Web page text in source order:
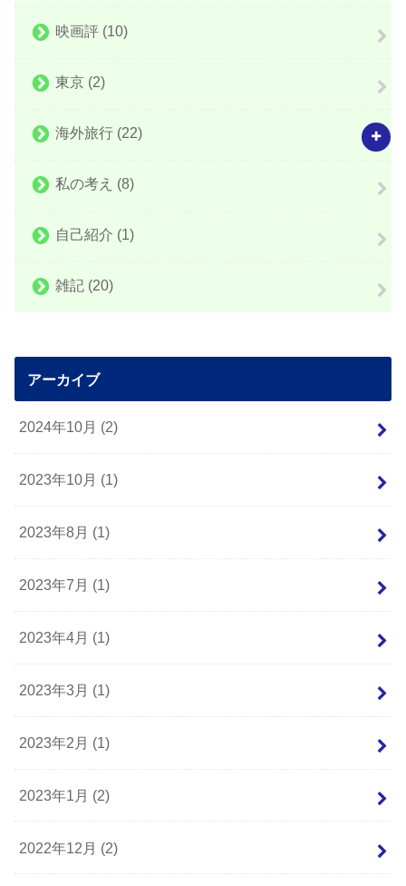
映画評 (10)
東京 (2)
海外旅行 (22)
私の考え (8)
自己紹介 (1)
雑記 (20)
アーカイブ
2024年10月 (2)
2023年10月 (1)
2023年8月 (1)
2023年7月 (1)
2023年4月 (1)
2023年3月 (1)
2023年2月 (1)
2023年1月 (2)
2022年12月 (2)